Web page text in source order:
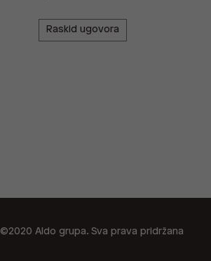
Raskid ugovora
©2020 Aldo grupa. Sva prava pridržana